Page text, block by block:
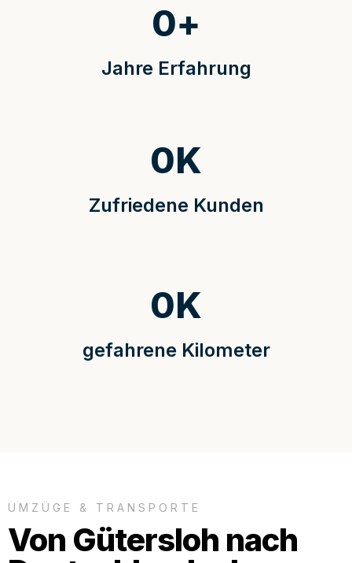
Jahre Erfahrung
0+
Zufriedene Kunden
0K
gefahrene Kilometer
0K
UMZÜGE & TRANSPORTE
Von Gütersloh nach